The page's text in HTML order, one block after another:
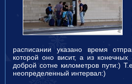
расписании указано время
которой оно висит, а из
доброй сотне километров пути:)
неопределенный интервал:)